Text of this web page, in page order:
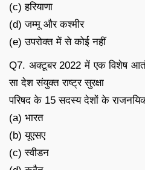
(c) हरियाणा
(d) जम्मू और कश्मीर
(e) उपरोक्त में से कोई नहीं
Q7. अक्टूबर 2022 में एक विशेष
सा देश संयुक्त राष्ट्र सुरक्षा
परिषद के 15 सदस्य देशों के
(a) भारत
(b) यूएसए
(c) स्वीडन